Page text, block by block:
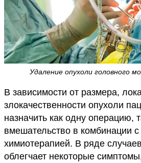
Удаление опухоли головного
В зависимости от размера,
злокачественности опухоли
назначить как одну операцию,
вмешательство в комбинации
химиотерапией. В ряде
облегчает некоторые